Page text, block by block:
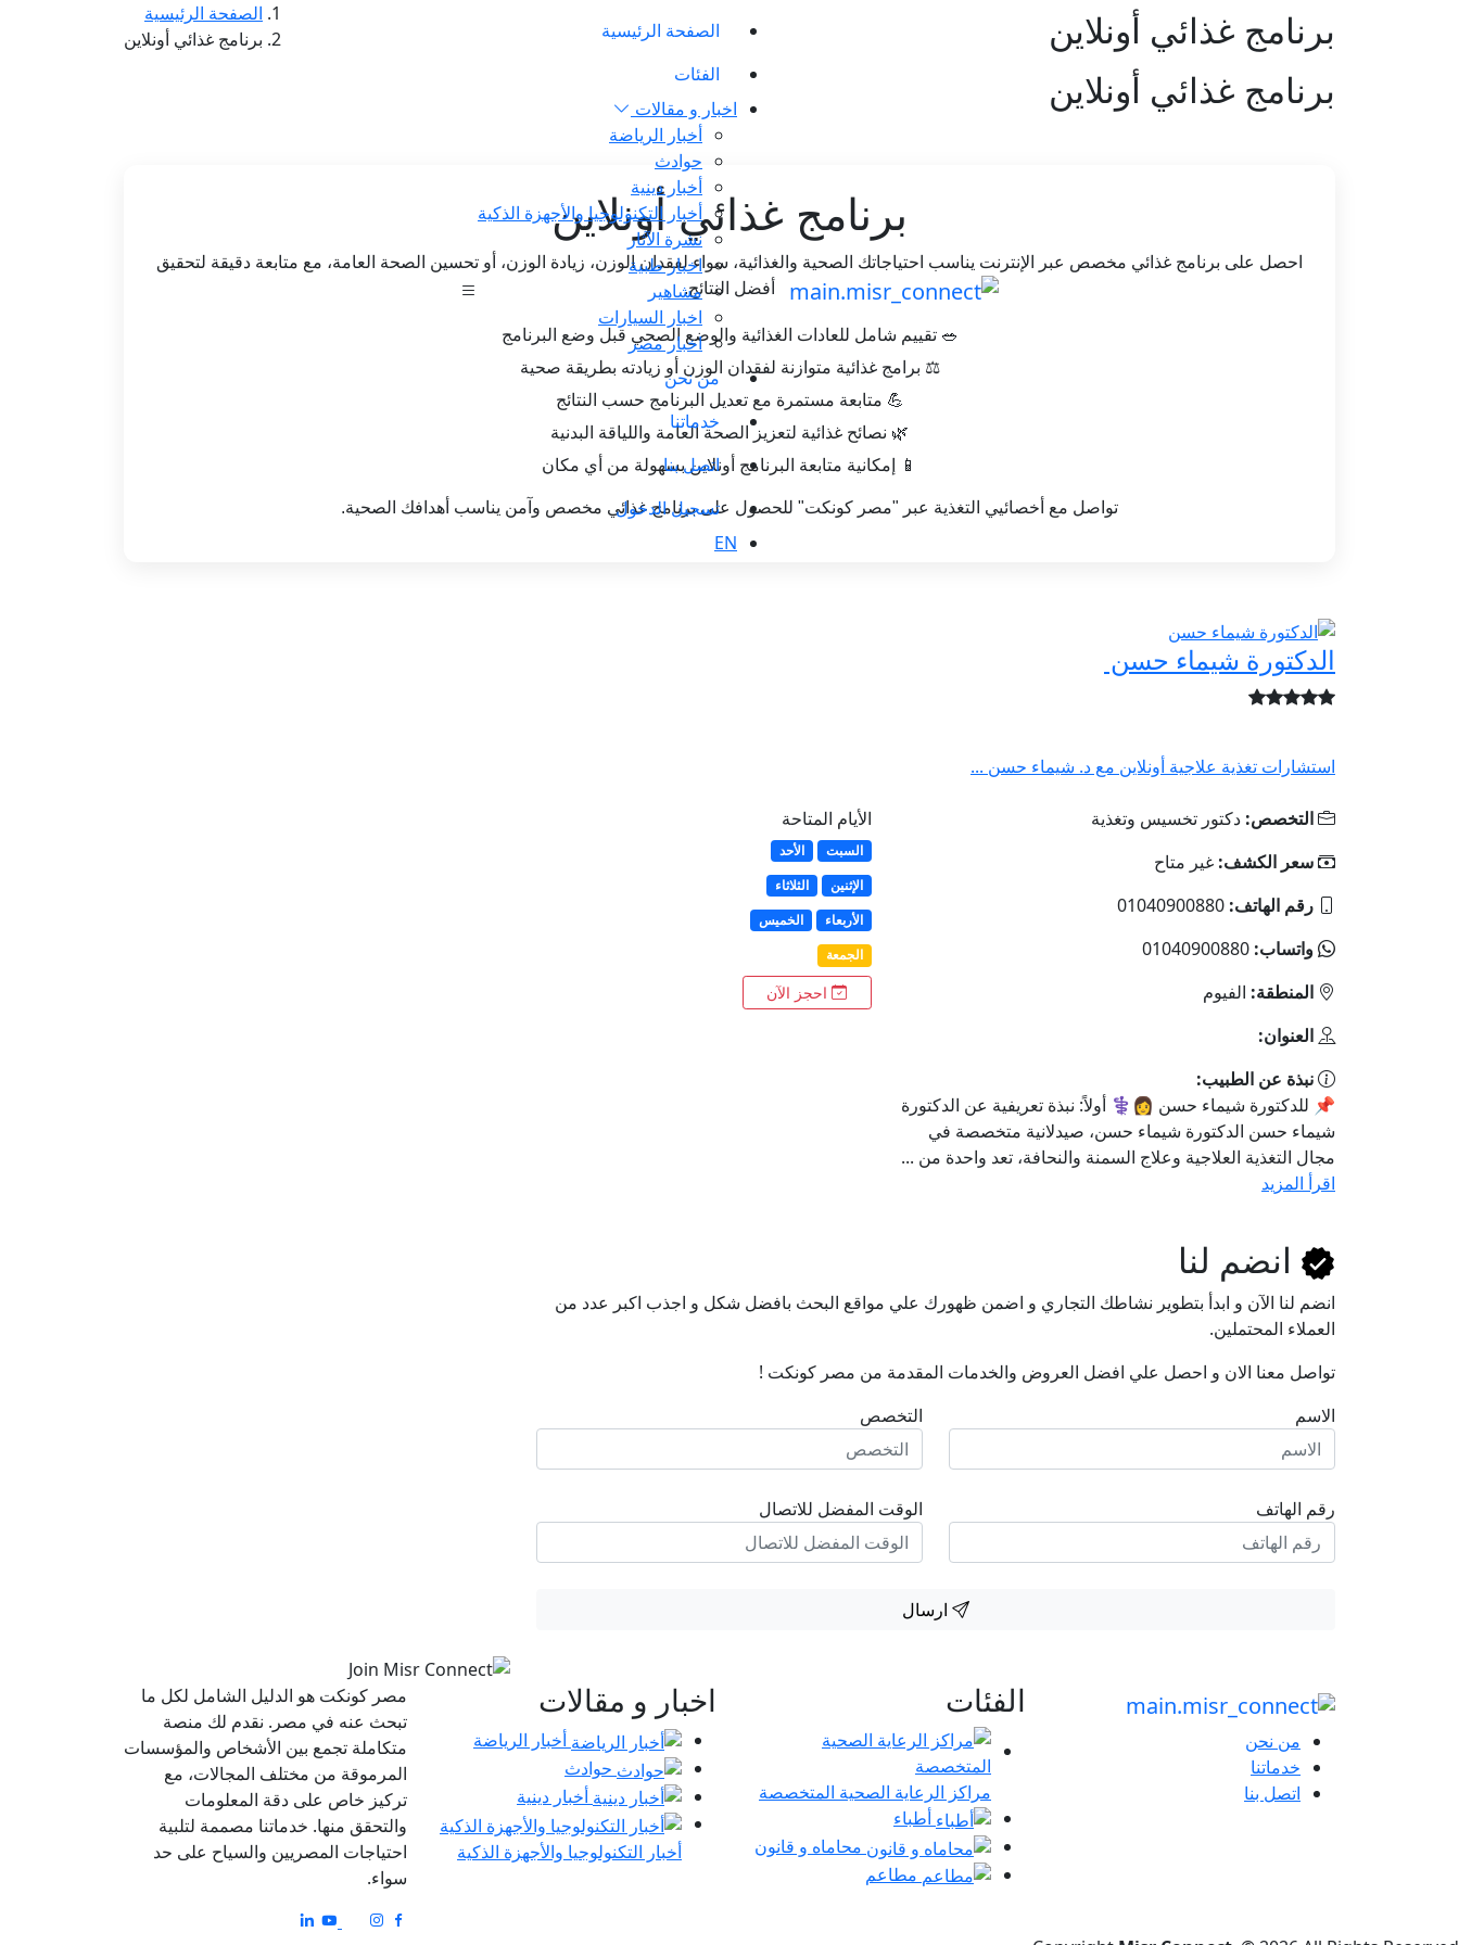
الصفحة الرئيسية
الفئات
اخبار و مقالات
أخبار الرياضة
حوادث
أخبار دينية
أخبار التكنولوجيا والأجهزة الذكية
نشرة الآثار
اخبار طبية
مشاهير
اخبار السيارات
اخبار مصر
من نحن
خدماتنا
اتصل بنا
تسجيل الدخول
EN
برنامج غذائي أونلاين
الصفحة الرئيسية
برنامج غذائي أونلاين
برنامج غذائي أونلاين
برنامج غذائي أونلاين
احصل على برنامج غذائي مخصص عبر الإنترنت يناسب احتياجاتك الصحية والغذائية، سواء لفقدان الوزن، زيادة الوزن، أو تحسين الصحة العامة، مع متابعة دقيقة لتحقيق
أفضل النتائج.
🥗 تقييم شامل للعادات الغذائية والوضع الصحي قبل وضع البرنامج
⚖️ برامج غذائية متوازنة لفقدان الوزن أو زيادته بطريقة صحية
💪 متابعة مستمرة مع تعديل البرنامج حسب النتائج
🌿 نصائح غذائية لتعزيز الصحة العامة واللياقة البدنية
📱 إمكانية متابعة البرنامج أونلاين بسهولة من أي مكان
تواصل مع أخصائيي التغذية عبر "مصر كونكت" للحصول على برنامج غذائي مخصص وآمن يناسب أهدافك الصحية.
الدكتورة شيماء حسن
استشارات تغذية علاجية أونلاين مع د. شيماء حسن ...
التخصص: دكتور تخسيس وتغذية
سعر الكشف: غير متاح
رقم الهاتف: 01040900880
واتساب: 01040900880
المنطقة: الفيوم
العنوان:
نبذة عن الطبيب:
📌 للدكتورة شيماء حسن 👩⚕️ أولاً: نبذة تعريفية عن الدكتورة
شيماء حسن الدكتورة شيماء حسن، صيدلانية متخصصة في
مجال التغذية العلاجية وعلاج السمنة والنحافة، تعد واحدة من ...
اقرأ المزيد
الأيام المتاحة
السبت
الأحد
الإثنين
الثلاثاء
الأربعاء
الخميس
الجمعة
احجز الآن
انضم لنا
انضم لنا اﻵن و ابدأ بتطوير نشاطك التجاري و اضمن ظهورك علي مواقع البحث بافضل شكل و اجذب اكبر عدد من
العملاء المحتملين.
تواصل معنا الان و احصل علي افضل العروض والخدمات المقدمة من مصر كونكت !
الاسم
رقم الهاتف
التخصص
الوقت المفضل للاتصال
ارسال
من نحن
خدماتنا
اتصل بنا
الفئات
مراكز الرعاية الصحية المتخصصة
أطباء
محاماه و قانون
مطاعم
اخبار و مقالات
أخبار الرياضة
حوادث
أخبار دينية
أخبار التكنولوجيا والأجهزة الذكية
مصر كونكت هو الدليل الشامل لكل ما
تبحث عنه في مصر. نقدم لك منصة
متكاملة تجمع بين الأشخاص والمؤسسات
المرموقة من مختلف المجالات، مع
تركيز خاص على دقة المعلومات
والتحقق منها. خدماتنا مصممة لتلبية
احتياجات المصريين والسياح على حد
سواء.